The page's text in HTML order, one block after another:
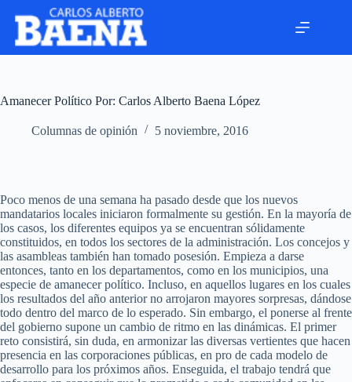
Amanecer Político Por: Carlos Alberto Baena López
Columnas de opinión 5 noviembre, 2016
Poco menos de una semana ha pasado desde que los nuevos
mandatarios locales iniciaron formalmente su gestión. En la mayoría de
los casos, los diferentes equipos ya se encuentran sólidamente
constituidos, en todos los sectores de la administración. Los concejos y
las asambleas también han tomado posesión. Empieza a darse
entonces, tanto en los departamentos, como en los municipios, una
especie de amanecer político. Incluso, en aquellos lugares en los cuales
los resultados del año anterior no arrojaron mayores sorpresas, dándose
todo dentro del marco de lo esperado. Sin embargo, el ponerse al frente
del gobierno supone un cambio de ritmo en las dinámicas. El primer
reto consistirá, sin duda, en armonizar las diversas vertientes que hacen
presencia en las corporaciones públicas, en pro de cada modelo de
desarrollo para los próximos años. Enseguida, el trabajo tendrá que